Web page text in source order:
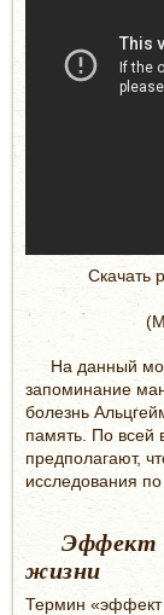
Скачать
На данный
запоминание
болезнь
память. По всей
предполагают,
исследования по
Эффект
жизни
Термин «эффект